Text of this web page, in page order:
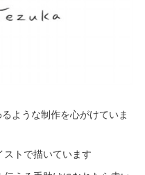
ような制作を心がけていま
ストで描いています